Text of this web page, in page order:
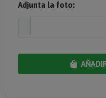
Adjunta la foto: